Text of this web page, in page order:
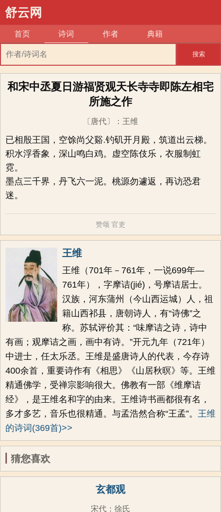
舒云网
首页 诗词 作者 典籍
搜索
和宋中丞夏日游福贤观天长寺寺即陈左相宅
所施之作
〔唐代〕 ： 王维
已相殷王国，空馀尚父谿.钓矶开月殿，筑道出云梯。
积水浮香象，深山鸣白鸡。虚空陈伎乐，衣服制虹
霓。
墨点三千界，丹飞六一泥。桃源勿遽返，再访恐君
迷。
赞颂 官吏
王维
王维（701年－761年，一说699年—
761年），字摩诘(jié)，号摩诘居士。
汉族，河东蒲州（今山西运城）人，祖
籍山西祁县，唐朝诗人，有“诗佛”之
称。苏轼评价其：“味摩诘之诗，诗中
有画；观摩诘之画，画中有诗。”开元九年（721年）
中进士，任太乐丞。王维是盛唐诗人的代表，今存诗
400余首，重要诗作有《相思》《山居秋暝》等。王维
精通佛学，受禅宗影响很大。佛教有一部《维摩诘
经》，是王维名和字的由来。王维诗书画都很有名，
多才多艺，音乐也很精通。与孟浩然合称“王孟”。 王维
的诗词(369首)>>
猜您喜欢
玄都观
宋代 ： 徐氏